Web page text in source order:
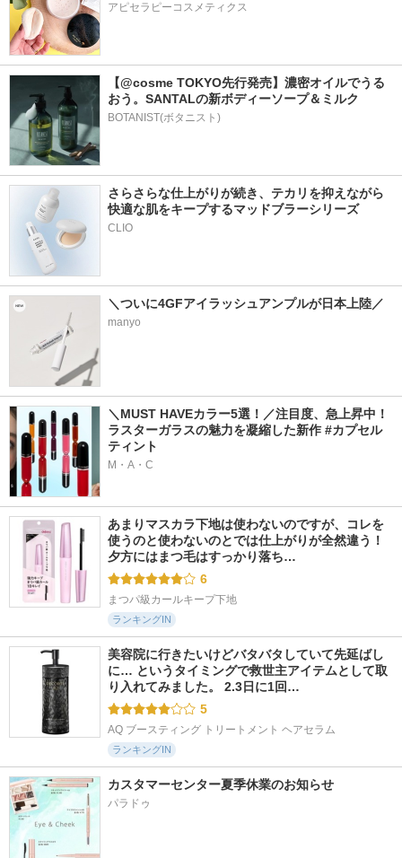
アピセラピーコスメティクス
【@cosme TOKYO先行発売】濃密オイルでうる
おう。SANTALの新ボディーソープ＆ミルク
BOTANIST(ボタニスト)
さらさらな仕上がりが続き、テカリを抑えながら
快適な肌をキープするマッドブラーシリーズ
＼ついに4GFアイラッシュアンプルが日本上陸／
manyo
＼MUST HAVEカラー5選！／注目度、急上昇中！
ラスターガラスの魅力を凝縮した新作 #カプセル
ティント
M・A・C
あまりマスカラ下地は使わないのですが、コレを
使うのと使わないのとでは仕上がりが全然違う！
夕方にはまつ毛はすっかり落ち…
6
まつパ級カールキープ下地
ランキングIN
美容院に行きたいけどバタバタしていて先延ばし
に… というタイミングで救世主アイテムとして取
り入れてみました。 2.3日に1回…
5
AQ ブースティング トリートメント ヘアセラム
ランキングIN
カスタマーセンター夏季休業のお知らせ
パラドゥ